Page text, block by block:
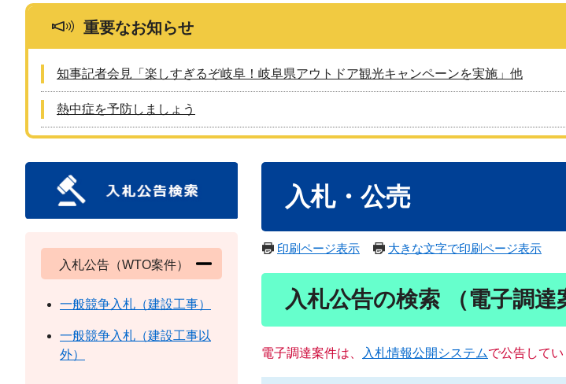
重要なお知らせ
知事記者会見「楽しすぎるぞ岐阜！岐阜県アウトドア観光キャンペーンを実施」他
熱中症を予防しましょう
入札・公売
印刷ページ表示 大きな文字で印刷ページ表示
入札公告の検索 （電子調達
電子調達案件は、 入札情報公開システムで公告してい
入札公告（WTO案件）
一般競争入札（建設工事）
一般競争入札（建設工事以
外）